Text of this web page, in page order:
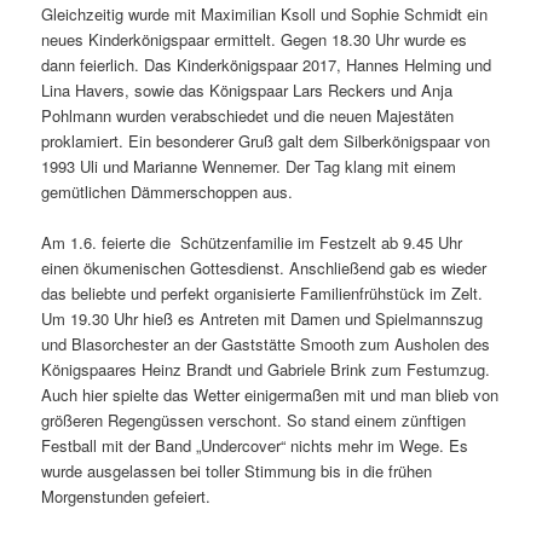
Gleichzeitig wurde mit Maximilian Ksoll und Sophie Schmidt ein
neues Kinderkönigspaar ermittelt. Gegen 18.30 Uhr wurde es
dann feierlich. Das Kinderkönigspaar 2017, Hannes Helming und
Lina Havers, sowie das Königspaar Lars Reckers und Anja
Pohlmann wurden verabschiedet und die neuen Majestäten
proklamiert. Ein besonderer Gruß galt dem Silberkönigspaar von
1993 Uli und Marianne Wennemer. Der Tag klang mit einem
gemütlichen Dämmerschoppen aus.
Am 1.6. feierte die Schützenfamilie im Festzelt ab 9.45 Uhr
einen ökumenischen Gottesdienst. Anschließend gab es wieder
das beliebte und perfekt organisierte Familienfrühstück im Zelt.
Um 19.30 Uhr hieß es Antreten mit Damen und Spielmannszug
und Blasorchester an der Gaststätte Smooth zum Ausholen des
Königspaares Heinz Brandt und Gabriele Brink zum Festumzug.
Auch hier spielte das Wetter einigermaßen mit und man blieb von
größeren Regengüssen verschont. So stand einem zünftigen
Festball mit der Band „Undercover“ nichts mehr im Wege. Es
wurde ausgelassen bei toller Stimmung bis in die frühen
Morgenstunden gefeiert.